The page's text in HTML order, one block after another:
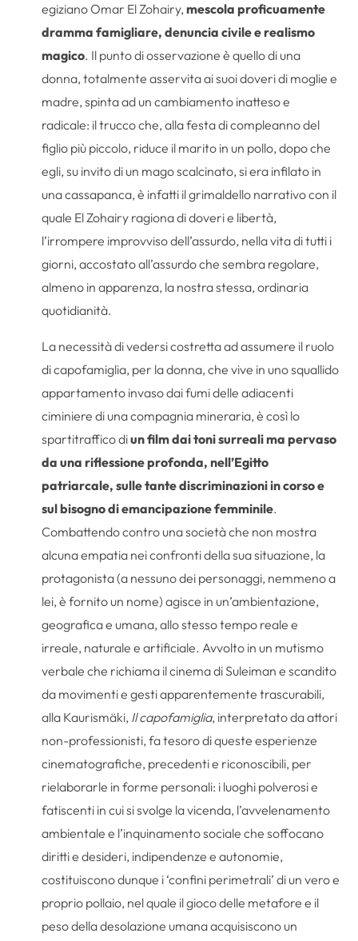
egiziano Omar El Zohairy,mescola proficuamente
dramma famigliare, denuncia civile e realismo
magico. Il punto di osservazione è quello di una
donna, totalmente asservita ai suoi doveri di moglie e
madre, spinta ad un cambiamento inatteso e
radicale: il trucco che, alla festa di compleanno del
figlio più piccolo, riduce il marito in un pollo, dopo che
egli, su invito di un mago scalcinato, si era infilato in
una cassapanca, è infatti il grimaldello narrativo con il
quale El Zohairy ragiona di doveri e libertà,
l’irrompere improvviso dell’assurdo, nella vita di tutti i
giorni, accostato all’assurdo che sembra regolare,
almeno in apparenza, la nostra stessa, ordinaria
quotidianità.
La necessità di vedersi costretta ad assumere il ruolo
di capofamiglia, per la donna, che vive in uno squallido
appartamento invaso dai fumi delle adiacenti
ciminiere di una compagnia mineraria, è così lo
spartitraffico diun film dai toni surreali ma pervaso
da una riflessione profonda, nell’Egitto
patriarcale, sulle tante discriminazioni in corso e
sul bisogno di emancipazione femminile.
Combattendo contro una società che non mostra
alcuna empatia nei confronti della sua situazione, la
protagonista (a nessuno dei personaggi, nemmeno a
lei, è fornito un nome) agisce in un’ambientazione,
geografica e umana, allo stesso tempo reale e
irreale, naturale e artificiale. Avvolto in un mutismo
verbale che richiama il cinema di Suleiman e scandito
da movimenti e gesti apparentemente trascurabili,
alla Kaurismäki, Il capofamiglia, interpretato da attori
non-professionisti, fa tesoro di queste esperienze
cinematografiche, precedenti e riconoscibili, per
rielaborarle in forme personali: i luoghi polverosi e
fatiscenti in cui si svolge la vicenda, l’avvelenamento
ambientale e l’inquinamento sociale che soffocano
diritti e desideri, indipendenze e autonomie,
costituiscono dunque i ‘confini perimetrali’ di un vero e
proprio pollaio, nel quale il gioco delle metafore e il
peso della desolazione umana acquisiscono un